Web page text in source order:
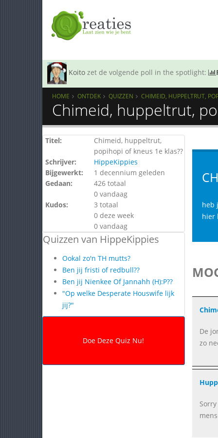
Koito zet de volgende poll in the spotlight:
HOME ONTDEK QUIZZEN CHIMEID, HUPPELTRUT,
Chimeid, huppeltrut,
Titel:
Chimeid, huppeltrut,
popihopi of kneus 1e klas??
Schrijver:
HippeKippies
Bijgewerkt:
1 decennium geleden
Gedaan:
426 totaal
0 vandaag
Kudos:
3 totaal
0 deze week
0 vandaag
Quizzen van HippeKippies
Ookal zo'n TH mutts?
Ben jij fristi of redbull??
Ben jij Nienkee Of Jannahh (H):P??
"Op welke Desperate Houswife lijk
jij?"
heb
hier
De
zo